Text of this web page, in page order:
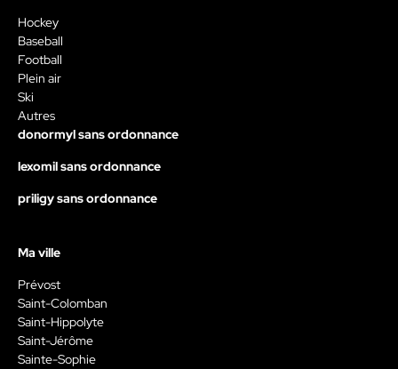
Hockey
Baseball
Football
Plein air
Ski
Autres
donormyl sans ordonnance
lexomil sans ordonnance
priligy sans ordonnance
Ma ville
Prévost
Saint-Colomban
Saint-Hippolyte
Saint-Jérôme
Sainte-Sophie